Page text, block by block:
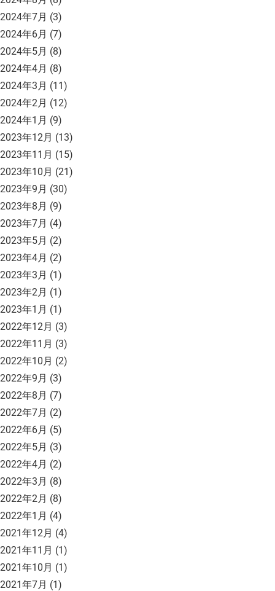
2024年7月 (3)
2024年6月 (7)
2024年5月 (8)
2024年4月 (8)
2024年3月 (11)
2024年2月 (12)
2024年1月 (9)
2023年12月 (13)
2023年11月 (15)
2023年10月 (21)
2023年9月 (30)
2023年8月 (9)
2023年7月 (4)
2023年5月 (2)
2023年4月 (2)
2023年3月 (1)
2023年2月 (1)
2023年1月 (1)
2022年12月 (3)
2022年11月 (3)
2022年10月 (2)
2022年9月 (3)
2022年8月 (7)
2022年7月 (2)
2022年6月 (5)
2022年5月 (3)
2022年4月 (2)
2022年3月 (8)
2022年2月 (8)
2022年1月 (4)
2021年12月 (4)
2021年11月 (1)
2021年10月 (1)
2021年7月 (1)